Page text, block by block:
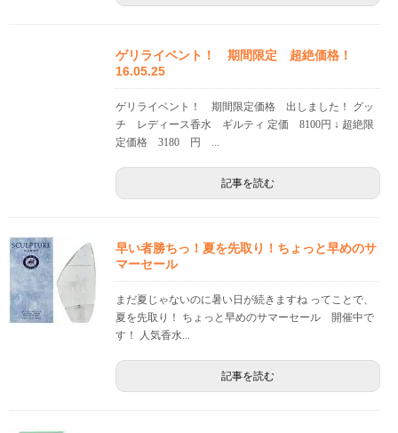
ゲリライベント！ 期間限定 超絶価格！
16.05.25
ゲリライベント！ 期間限定価格 出しました！ グッ
チ レディース香水 ギルティ 定価 8100円 ↓ 超絶限
定価格 3180 円 ...
記事を読む
早い者勝ちっ！夏を先取り！ちょっと早めのサ
マーセール
まだ夏じゃないのに暑い日が続きますね ってことで、
夏を先取り！ ちょっと早めのサマーセール 開催中で
す！ 人気香水...
記事を読む